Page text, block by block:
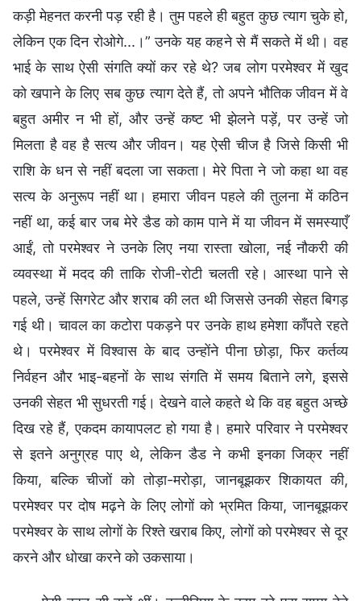
कड़ी मेहनत करनी पड़ रही है। तुम पहले ही बहुत कुछ त्याग चुके हो,
लेकिन एक दिन रोओगे...।” उनके यह कहने से मैं सकते में थी। वह
भाई के साथ ऐसी संगति क्यों कर रहे थे? जब लोग परमेश्वर में खुद
को खपाने के लिए सब कुछ त्याग देते हैं, तो अपने भौतिक जीवन में वे
बहुत अमीर न भी हों, और उन्हें कष्ट भी झेलने पड़ें, पर उन्हें जो
मिलता है वह है सत्य और जीवन। यह ऐसी चीज है जिसे किसी भी
राशि के धन से नहीं बदला जा सकता। मेरे पिता ने जो कहा था वह
सत्य के अनुरूप नहीं था। हमारा जीवन पहले की तुलना में कठिन
नहीं था, कई बार जब मेरे डैड को काम पाने में या जीवन में समस्याएँ
आईं, तो परमेश्वर ने उनके लिए नया रास्ता खोला, नई नौकरी की
व्यवस्था में मदद की ताकि रोजी-रोटी चलती रहे। आस्था पाने से
पहले, उन्हें सिगरेट और शराब की लत थी जिससे उनकी सेहत बिगड़
गई थी। चावल का कटोरा पकड़ने पर उनके हाथ हमेशा काँपते रहते
थे। परमेश्वर में विश्वास के बाद उन्होंने पीना छोड़ा, फिर कर्तव्य
निर्वहन और भाइ-बहनों के साथ संगति में समय बिताने लगे, इससे
उनकी सेहत भी सुधरती गई। देखने वाले कहते थे कि वह बहुत अच्छे
दिख रहे हैं, एकदम कायापलट हो गया है। हमारे परिवार ने परमेश्वर
से इतने अनुग्रह पाए थे, लेकिन डैड ने कभी इनका जिक्र नहीं
किया, बल्कि चीजों को तोड़ा-मरोड़ा, जानबूझकर शिकायत की,
परमेश्वर पर दोष मढ़ने के लिए लोगों को भ्रमित किया, जानबूझकर
परमेश्वर के साथ लोगों के रिश्ते खराब किए, लोगों को परमेश्वर से दूर
करने और धोखा करने को उकसाया।